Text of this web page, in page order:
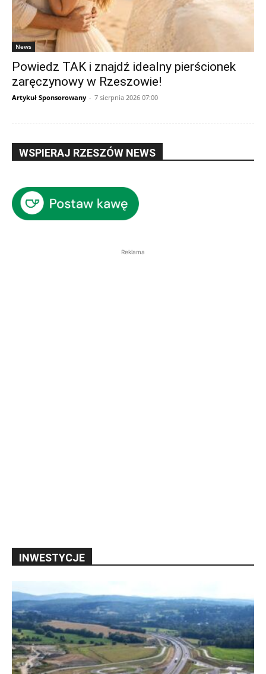
News
Powiedz TAK i znajdź idealny pierścionek
zaręczynowy w Rzeszowie!
Artykuł Sponsorowany - 7 sierpnia 2026 07:00
WSPIERAJ RZESZÓW NEWS
Reklama
INWESTYCJE